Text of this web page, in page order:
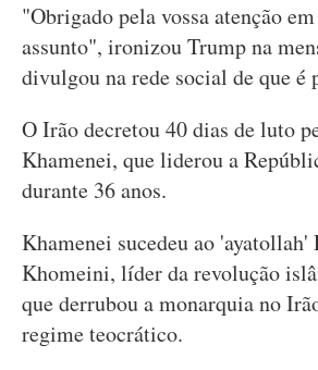
"Obrigado pela vossa atenção
assunto", ironizou Trump na
divulgou na rede social de que é
O Irão decretou 40 dias de luto
Khamenei, que liderou a
durante 36 anos.
Khamenei sucedeu ao 'ayatollah'
Khomeini, líder da revolução
que derrubou a monarquia no
regime teocrático.